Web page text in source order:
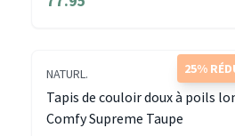
25%
NATURL.
Tapis de couloir doux à poils
Comfy Supreme Taupe